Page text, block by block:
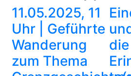
11.05.2025, 11
Uhr | Geführte
Wanderung
zum Thema
die